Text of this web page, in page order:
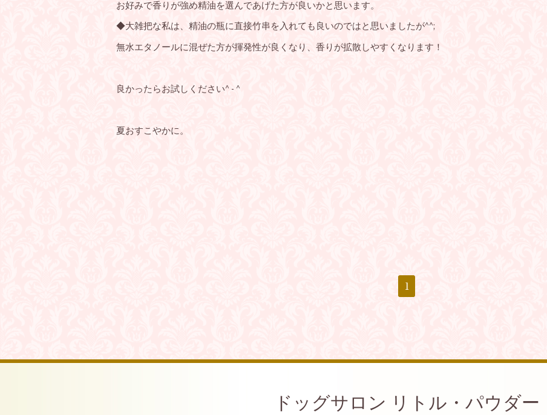
お好みで香りが強め精油を選んであげた方が良いかと思います。
◆大雑把な私は、精油の瓶に直接竹串を入れても良いのではと思いましたが^^;
無水エタノールに混ぜた方が揮発性が良くなり、香りが拡散しやすくなります！
良かったらお試しください^ - ^
夏おすこやかに。
1
ドッグサロン リトル・パウダー